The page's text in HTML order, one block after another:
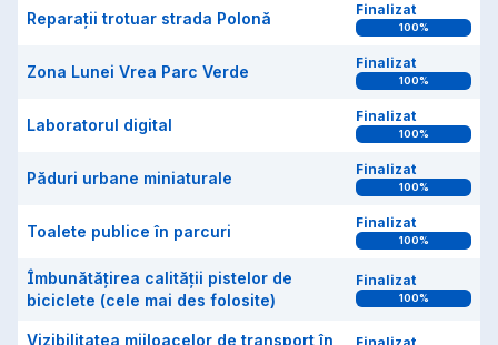
Reparații trotuar strada Polonă Finalizat
100%
Zona Lunei Vrea Parc Verde Finalizat
100%
Laboratorul digital Finalizat
100%
Păduri urbane miniaturale Finalizat
100%
Toalete publice în parcuri Finalizat
100%
Îmbunătățirea calității pistelor de
biciclete (cele mai des folosite)
Finalizat
100%
Vizibilitatea mijloacelor de transport în